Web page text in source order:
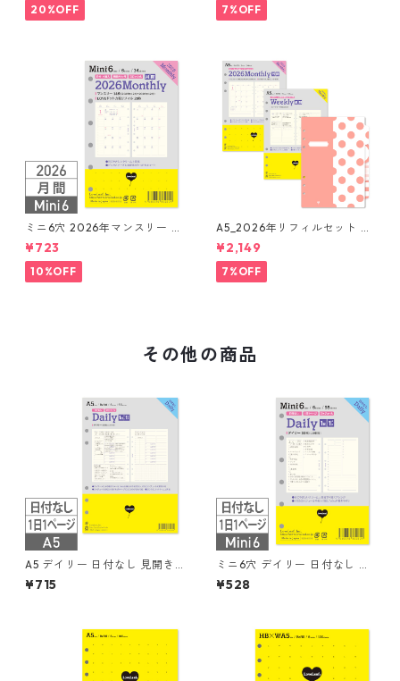
20%OFF 7%OFF
ミニ6穴 2026年マンスリー 月
間ブロック+LOVEドット罫 シ
ステム手帳リフィル
¥723
10%OFF
A5_2026年リフィルセット シ
ステム手帳 ★送料無料★
¥2,149
7%OFF
その他の商品
A5 デイリー 日付なし 見開き2
日 55枚 6穴 システム手帳リフ
ィル
¥715
ミニ6穴 デイリー 日付なし 見
開き2日間 システム手帳リフィ
ル
¥528